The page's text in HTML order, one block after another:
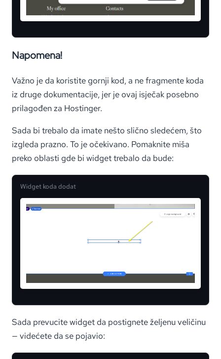
Napomena!
Važno je da koristite gornji kod, a ne fragmente koda
iz druge dokumentacije, jer je ovaj isječak posebno
prilagođen za Hostinger.
Sada bi trebalo da imate nešto slično sledećem, što
izgleda prazno. To je očekivano. Pomaknite miša
preko oblasti gde bi widget trebalo da bude:
Widget koda dodat
Sada prevucite widget da postignete željenu veličinu
— videćete da se pojavio: